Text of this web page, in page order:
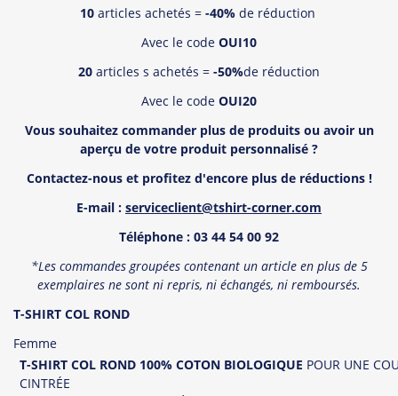
10articles achetés = -40%de réduction
Avec le code OUI10
20 articles s achetés = -50%de réduction
Avec le code OUI20
Vous souhaitez commander plus de produits ou avoir un
aperçu de votre produit personnalisé ?
Contactez-nous et profitez d'encore plus de réductions !
E-mail : serviceclient@tshirt-corner.com
Téléphone : 03 44 54 00 92
*Les commandes groupées contenant un article en plus de 5
exemplaires ne sont ni repris, ni échangés, ni remboursés.
T-SHIRT COL ROND
Femme
T-SHIRT COL ROND 100% COTON BIOLOGIQUE POUR UNE
CINTRÉE